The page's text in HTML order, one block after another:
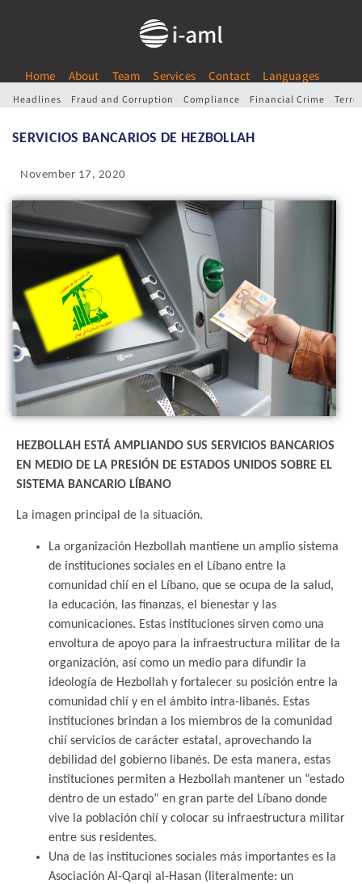
Home About Team Services Contact Languages
Headlines Fraud and Corruption Compliance Financial Crime
SERVICIOS BANCARIOS DE HEZBOLLAH
November 17, 2020
HEZBOLLAH ESTÁ AMPLIANDO SUS SERVICIOS BANCARIOS
EN MEDIO DE LA PRESIÓN DE ESTADOS UNIDOS SOBRE EL
SISTEMA BANCARIO LÍBANO
La imagen principal de la situación.
La organización Hezbollah mantiene un amplio sistema
de instituciones sociales en el Líbano entre la
comunidad chií en el Líbano, que se ocupa de la salud,
la educación, las finanzas, el bienestar y las
comunicaciones. Estas instituciones sirven como una
envoltura de apoyo para la infraestructura militar de la
organización, así como un medio para difundir la
ideología de Hezbollah y fortalecer su posición entre la
comunidad chií y en el ámbito intra-libanés. Estas
instituciones brindan a los miembros de la comunidad
chií servicios de carácter estatal, aprovechando la
debilidad del gobierno libanés. De esta manera, estas
instituciones permiten a Hezbollah mantener un “estado
dentro de un estado” en gran parte del Líbano donde
vive la población chií y colocar su infraestructura militar
entre sus residentes.
Una de las instituciones sociales más importantes es la
Asociación Al-Qarqi al-Hasan (literalmente: un